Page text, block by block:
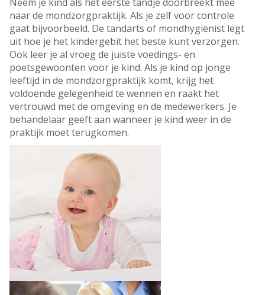
naar de mondzorgpraktijk. Als je zelf voor controle
gaat bijvoorbeeld. De tandarts of mondhygiënist legt
uit hoe je het kindergebit het beste kunt verzorgen.
Ook leer je al vroeg de juiste voedings- en
poetsgewoonten voor je kind. Als je kind op jonge
leeftijd in de mondzorgpraktijk komt, krijg het
voldoende gelegenheid te wennen en raakt het
vertrouwd met de omgeving en de medewerkers. Je
behandelaar geeft aan wanneer je kind weer in de
praktijk moet terugkomen.